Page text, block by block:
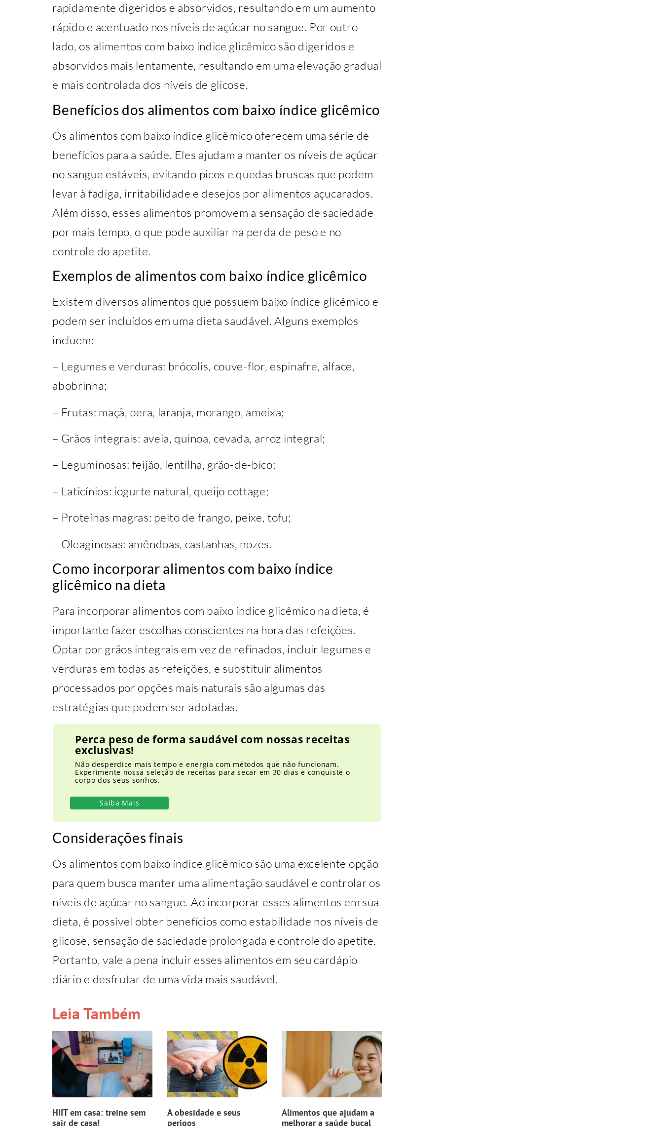
rapidamente digeridos e absorvidos, resultando em um aumento
rápido e acentuado nos níveis de açúcar no sangue. Por outro
lado, os alimentos com baixo índice glicêmico são digeridos e
absorvidos mais lentamente, resultando em uma elevação gradual
e mais controlada dos níveis de glicose.
Benefícios dos alimentos com baixo índice glicêmico
Os alimentos com baixo índice glicêmico oferecem uma série de
benefícios para a saúde. Eles ajudam a manter os níveis de açúcar
no sangue estáveis, evitando picos e quedas bruscas que podem
levar à fadiga, irritabilidade e desejos por alimentos açucarados.
Além disso, esses alimentos promovem a sensação de saciedade
por mais tempo, o que pode auxiliar na perda de peso e no
controle do apetite.
Exemplos de alimentos com baixo índice glicêmico
Existem diversos alimentos que possuem baixo índice glicêmico e
podem ser incluídos em uma dieta saudável. Alguns exemplos
incluem:
– Legumes e verduras: brócolis, couve-flor, espinafre, alface,
abobrinha;
– Frutas: maçã, pera, laranja, morango, ameixa;
– Grãos integrais: aveia, quinoa, cevada, arroz integral;
– Leguminosas: feijão, lentilha, grão-de-bico;
– Laticínios: iogurte natural, queijo cottage;
– Proteínas magras: peito de frango, peixe, tofu;
– Oleaginosas: amêndoas, castanhas, nozes.
Como incorporar alimentos com baixo índice
glicêmico na dieta
Para incorporar alimentos com baixo índice glicêmico na dieta, é
importante fazer escolhas conscientes na hora das refeições.
Optar por grãos integrais em vez de refinados, incluir legumes e
verduras em todas as refeições, e substituir alimentos
processados por opções mais naturais são algumas das
estratégias que podem ser adotadas.
Perca peso de forma saudável com nossas receitas
exclusivas!
Não desperdice mais tempo e energia com métodos que não funcionam.
Experimente nossa seleção de receitas para secar em 30 dias e conquiste o
corpo dos seus sonhos.
Saiba Mais
Considerações finais
Os alimentos com baixo índice glicêmico são uma excelente opção
para quem busca manter uma alimentação saudável e controlar os
níveis de açúcar no sangue. Ao incorporar esses alimentos em sua
dieta, é possível obter benefícios como estabilidade nos níveis de
glicose, sensação de saciedade prolongada e controle do apetite.
Portanto, vale a pena incluir esses alimentos em seu cardápio
diário e desfrutar de uma vida mais saudável.
Leia Também
HIIT em casa: treine sem
sair de casa!
A obesidade e seus
perigos
Alimentos que ajudam a
melhorar a saúde bucal